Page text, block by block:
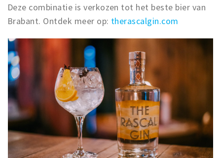
Deze combinatie is verkozen tot het beste bier van
Brabant. Ontdek meer op: therascalgin.com